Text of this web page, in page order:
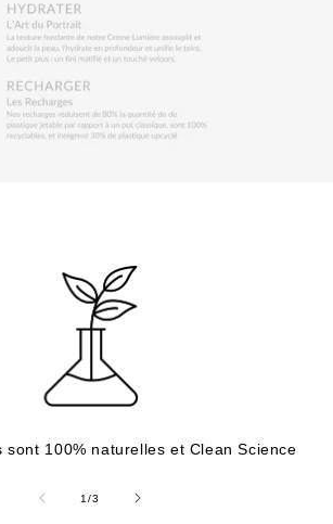
sont 100% naturelles et Clean Science
1/de
3